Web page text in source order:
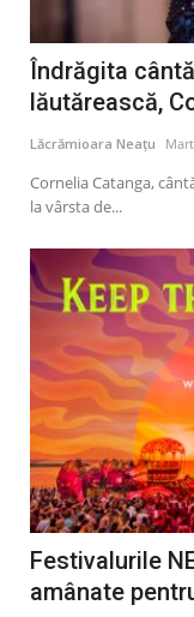
Îndrăgita
lăutărească,
Lăcrămioara Neațu
Cornelia Catanga,
la vârsta de...
Festivalurile
amânate